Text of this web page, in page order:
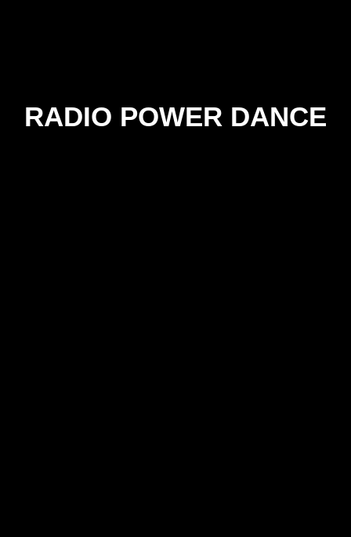
RADIO POWER DANCE